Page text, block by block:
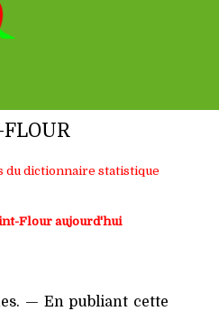
du dictionnaire statistique
Flour aujourd'hui
— En publiant cette